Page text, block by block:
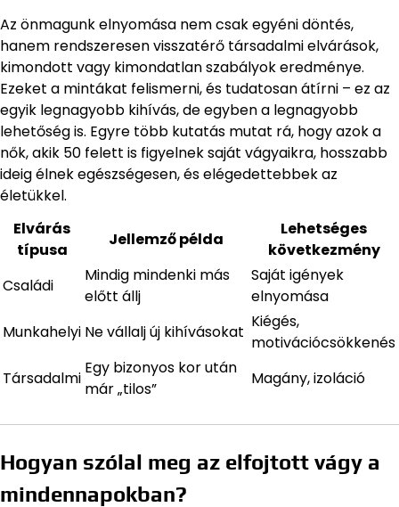
Az önmagunk elnyomása nem csak egyéni döntés,
hanem rendszeresen visszatérő társadalmi elvárások,
kimondott vagy kimondatlan szabályok eredménye.
Ezeket a mintákat felismerni, és tudatosan átírni – ez az
egyik legnagyobb kihívás, de egyben a legnagyobb
lehetőség is. Egyre több kutatás mutat rá, hogy azok a
nők, akik 50 felett is figyelnek saját vágyaikra, hosszabb
ideig élnek egészségesen, és elégedettebbek az
életükkel.
Elvárás
típusa
Jellemző példa
Lehetséges
következmény
Családi
Mindig mindenki más
előtt állj
Saját igények
elnyomása
Munkahelyi Ne vállalj új kihívásokat
Kiégés,
motivációcsökkenés
Társadalmi
Egy bizonyos kor után
már „tilos”
Magány, izoláció
Hogyan szólal meg az elfojtott vágy a
mindennapokban?